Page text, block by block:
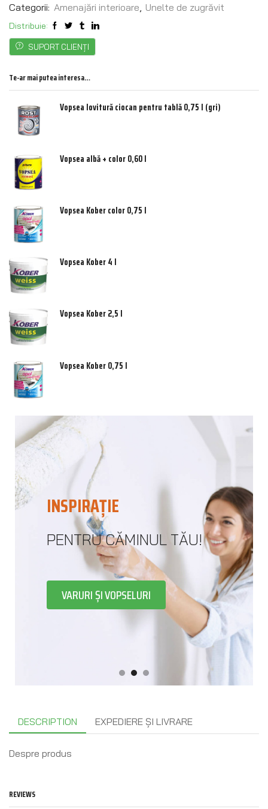
Categorii: Amenajări interioare Unelte de zugrăvit
Distribuie:
SUPORT CLIENȚI
Te-ar mai putea interesa…
Vopsea lovitură ciocan pentru tablă 0,75 l (gri)
Vopsea albă + color 0,60 l
Vopsea Kober color 0,75 l
Vopsea Kober 4 l
Vopsea Kober 2,5 l
Vopsea Kober 0,75 l
INSPIRAȚIE
PENTRU CĂMINUL TĂU!
VARURI ȘI VOPSELURI
DESCRIPTION EXPEDIERE ȘI LIVRARE
Despre produs
REVIEWS